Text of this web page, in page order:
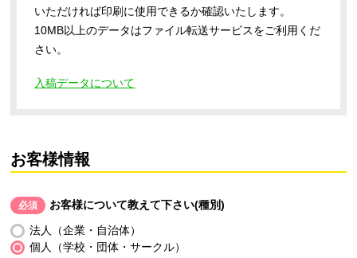
いただければ印刷に使用できるか確認いたします。
10MB以上のデータはファイル転送サービスをご利用くだ
さい。
入稿データについて
お客様情報
必須 お客様について教えて下さい(種別)
法人（企業・自治体）
個人（学校・団体・サークル）